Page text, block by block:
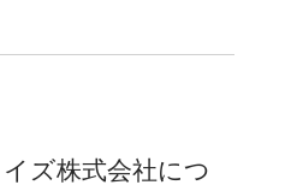
ズ株式会社につ